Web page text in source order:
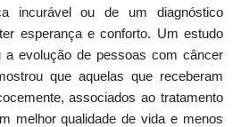
incurável ou de um diagnóstico
esperança e conforto. Um estudo
a evolução de pessoas com câncer
que aquelas que receberam
associados ao tratamento
melhor qualidade de vida e menos